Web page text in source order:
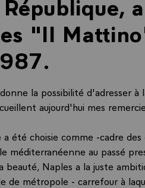
"Il
la possibilité d'adresser à
aujourd'hui mes
été choisie comme -cadre
méditerranéenne au passé
beauté, Naples a la juste
de métropole - carrefour à